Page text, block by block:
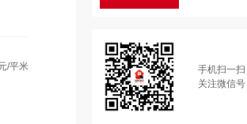
/平米
手机扫一扫
关注微信号